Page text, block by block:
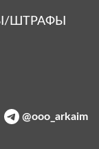
ШТРАФЫ
@ooo_arkaim